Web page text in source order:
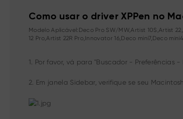
Como usar o driver XPPen no
Modelo Aplicável:Deco Pro SW/MW,Artist 10S,Artist
12 Pro,Artist 22R Pro,Innovator 16,Deco mini7,Deco
1. Por favor, vá para "Buscador - Preferências -
2. Em janela Sidebar, verifique se seu